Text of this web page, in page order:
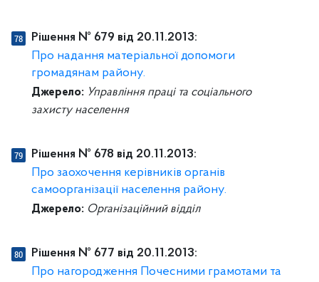
Рішення № 679 від 20.11.2013:
Про надання матеріальної допомоги
громадянам району.
Джерело: Управління праці та соціального
захисту населення
Рішення № 678 від 20.11.2013:
Про заохочення керівників органів
самоорганізації населення району.
Джерело: Організаційний відділ
Рішення № 677 від 20.11.2013:
Про нагородження Почесними грамотами та